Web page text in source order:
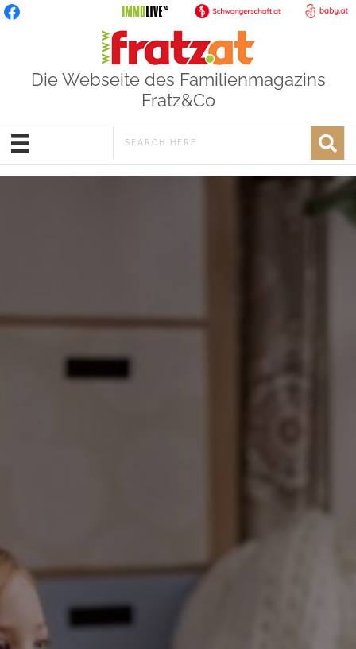
Die Webseite des Familienmagazins
Fratz&Co